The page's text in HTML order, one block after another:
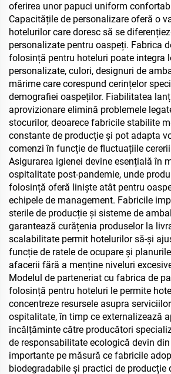
oferirea unor papuci uniform
Capacitățile de personalizare oferă o
hotelurilor care doresc să se
personalizate pentru oaspeți. Fabrica
folosință pentru hoteluri poate integra
personalizate, culori, designuri de
mărime care corespund cerințelor
demografiei oaspeților. Fiabilitatea
aprovizionare elimină problemele
stocurilor, deoarece fabricile stabilite
constante de producție și pot adapta
comenzi în funcție de fluctuațiile
Asigurarea igienei devine esențială în
ospitalitate post-pandemie, unde
folosință oferă liniște atât pentru
echipele de management. Fabricile
sterile de producție și sisteme de
garantează curățenia produselor la
scalabilitate permit hotelurilor să-și
funcție de ratele de ocupare și
afacerii fără a menține niveluri
Modelul de parteneriat cu fabrica de
folosință pentru hoteluri le permite
concentreze resursele asupra
ospitalitate, în timp ce externalizează
încălțăminte către producători
de responsabilitate ecologică devin
importante pe măsură ce fabricile
biodegradabile și practici de producție